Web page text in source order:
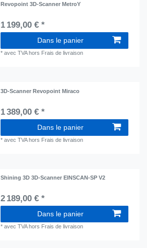
Revopoint 3D-Scanner MetroY
1 199,00 € *
Dans le panier
*avec TVAhors Frais de livraison
3D-Scanner Revopoint Miraco
1 389,00 € *
Dans le panier
*avec TVAhors Frais de livraison
Shining 3D 3D-Scanner EINSCAN-SP V2
2 189,00 € *
Dans le panier
*avec TVAhors Frais de livraison